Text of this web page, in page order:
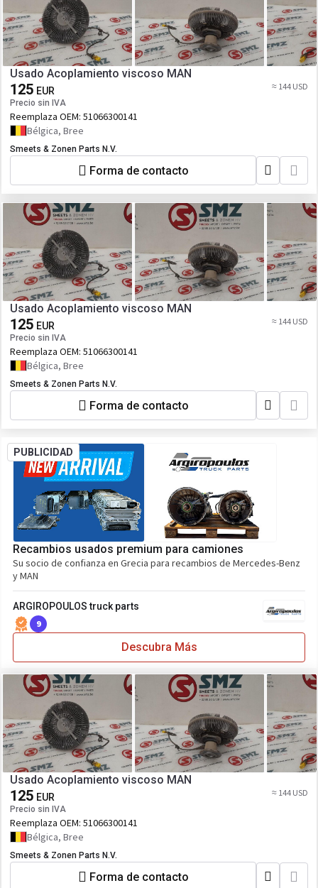
Usado Acoplamiento viscoso MAN
125 EUR
Precio sin IVA
≈ 144 USD
Reemplaza OEM: 51066300141
Bélgica, Bree
Smeets & Zonen Parts N.V.
Forma de contacto
Usado Acoplamiento viscoso MAN
125 EUR
Precio sin IVA
≈ 144 USD
Reemplaza OEM: 51066300141
Bélgica, Bree
Smeets & Zonen Parts N.V.
Forma de contacto
PUBLICIDAD
Recambios usados premium para camiones
Su socio de confianza en Grecia para recambios de Mercedes-Benz
y MAN
ARGIROPOULOS truck parts
9
Descubra Más
Usado Acoplamiento viscoso MAN
125 EUR
Precio sin IVA
≈ 144 USD
Reemplaza OEM: 51066300141
Bélgica, Bree
Smeets & Zonen Parts N.V.
Forma de contacto